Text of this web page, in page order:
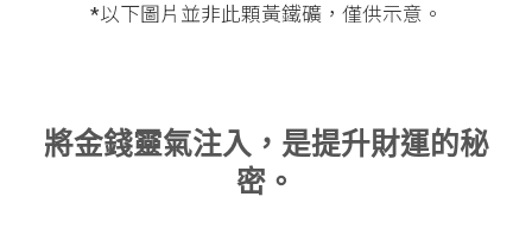
*以下圖片並非此顆黃鐵礦，僅供示意。
將金錢靈氣注入，是提升財運的秘
密。